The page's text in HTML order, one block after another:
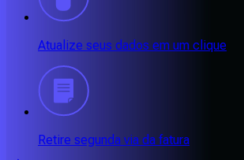
Atualize seus dados em um clique
Retire segunda via da fatura